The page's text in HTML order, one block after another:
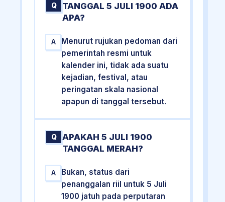
Q
TANGGAL 5 JULI 1900 ADA
APA?
A
Menurut rujukan pedoman dari
pemerintah resmi untuk
kalender ini, tidak ada suatu
kejadian, festival, atau
peringatan skala nasional
apapun di tanggal tersebut.
Q
APAKAH 5 JULI 1900
TANGGAL MERAH?
A
Bukan, status dari
penanggalan riil untuk 5 Juli
1900 jatuh pada perputaran